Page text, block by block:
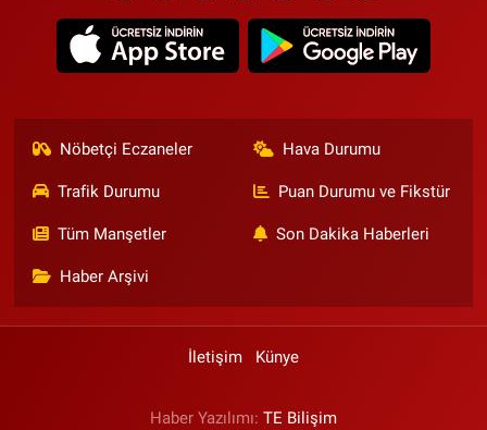
Nöbetçi Eczaneler Hava Durumu
Trafik Durumu Puan Durumu ve Fikstür
Tüm Manşetler Son Dakika Haberleri
Haber Arşivi
İletişim Künye
Haber Yazılımı: TE Bilişim